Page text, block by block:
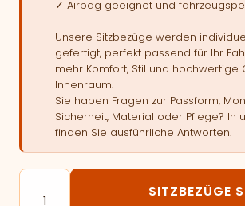
✓ Airbag geeignet und
Unsere Sitzbezüge werden
gefertigt, perfekt passend für Ihr
mehr Komfort, Stil und hochwertige
Innenraum.
Sie haben Fragen zur Passform,
Sicherheit, Material oder Pflege? In
finden Sie ausführliche Antworten.
Autositzbezüge passend für
SITZBEZÜGE